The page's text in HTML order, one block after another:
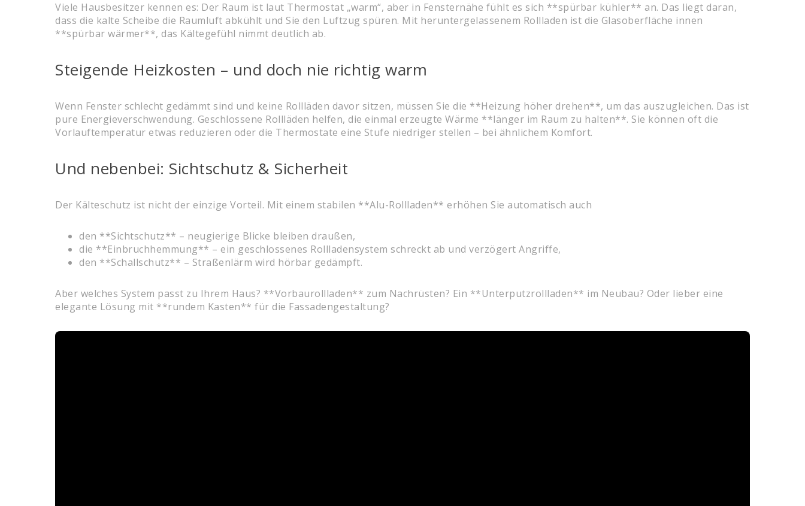
Viele Hausbesitzer kennen es: Der Raum ist laut Thermostat „warm“, aber in Fensternähe fühlt es sich **spürbar kühler** an. Das liegt daran,
dass die kalte Scheibe die Raumluft abkühlt und Sie den Luftzug spüren. Mit heruntergelassenem Rollladen ist die Glasoberfläche innen
**spürbar wärmer**, das Kältegefühl nimmt deutlich ab.
Steigende Heizkosten – und doch nie richtig warm
Wenn Fenster schlecht gedämmt sind und keine Rollläden davor sitzen, müssen Sie die **Heizung höher drehen**, um das auszugleichen. Das ist
pure Energieverschwendung. Geschlossene Rollläden helfen, die einmal erzeugte Wärme **länger im Raum zu halten**. Sie können oft die
Vorlauftemperatur etwas reduzieren oder die Thermostate eine Stufe niedriger stellen – bei ähnlichem Komfort.
Und nebenbei: Sichtschutz & Sicherheit
Der Kälteschutz ist nicht der einzige Vorteil. Mit einem stabilen **Alu-Rollladen** erhöhen Sie automatisch auch
den **Sichtschutz** – neugierige Blicke bleiben draußen,
die **Einbruchhemmung** – ein geschlossenes Rollladensystem schreckt ab und verzögert Angriffe,
den **Schallschutz** – Straßenlärm wird hörbar gedämpft.
Aber welches System passt zu Ihrem Haus? **Vorbaurollladen** zum Nachrüsten? Ein **Unterputzrollladen** im Neubau? Oder lieber eine
elegante Lösung mit **rundem Kasten** für die Fassadengestaltung?